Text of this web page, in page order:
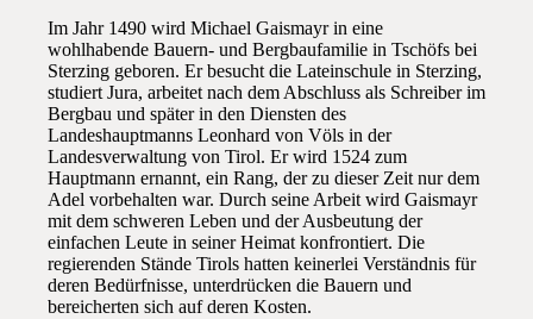
Im Jahr 1490 wird Michael Gaismayr in eine
wohlhabende Bauern- und Bergbaufamilie in Tschöfs bei
Sterzing geboren. Er besucht die Lateinschule in Sterzing,
studiert Jura, arbeitet nach dem Abschluss als Schreiber im
Bergbau und später in den Diensten des
Landeshauptmanns Leonhard von Völs in der
Landesverwaltung von Tirol. Er wird 1524 zum
Hauptmann ernannt, ein Rang, der zu dieser Zeit nur dem
Adel vorbehalten war. Durch seine Arbeit wird Gaismayr
mit dem schweren Leben und der Ausbeutung der
einfachen Leute in seiner Heimat konfrontiert. Die
regierenden Stände Tirols hatten keinerlei Verständnis für
deren Bedürfnisse, unterdrücken die Bauern und
bereicherten sich auf deren Kosten.